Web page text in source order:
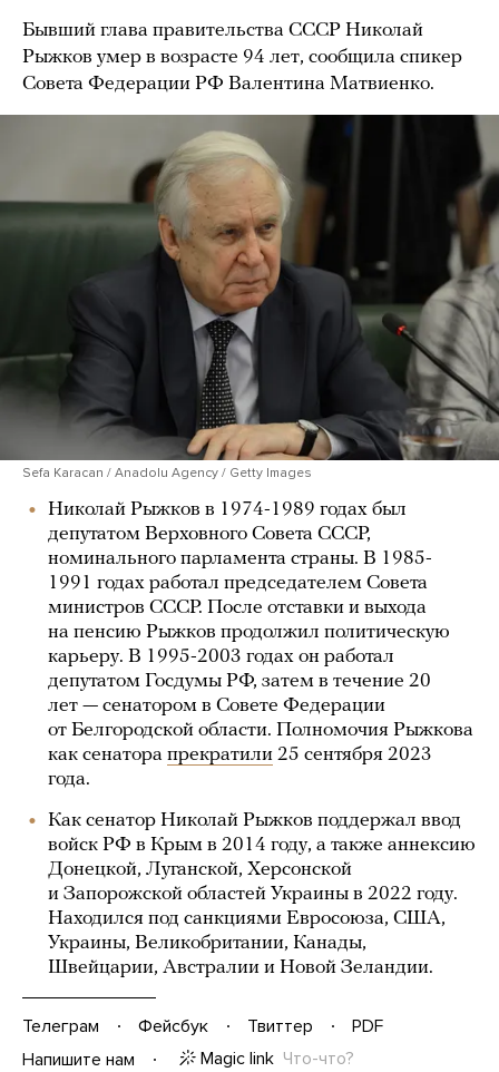
Бывший глава правительства СССР Николай
Рыжков умер в возрасте 94 лет, сообщила спикер
Совета Федерации РФ Валентина Матвиенко.
Sefa Karacan / Anadolu Agency / Getty Images
Николай Рыжков в 1974-1989 годах был
депутатом Верховного Совета СССР,
номинального парламента страны. В 1985-
1991 годах работал председателем Совета
министров СССР. После отставки и выхода
на пенсию Рыжков продолжил политическую
карьеру. В 1995-2003 годах он работал
депутатом Госдумы РФ, затем в течение 20
лет — сенатором в Совете Федерации
от Белгородской области. Полномочия Рыжкова
как сенатора прекратили 25 сентября 2023
года.
Как сенатор Николай Рыжков поддержал ввод
войск РФ в Крым в 2014 году, а также аннексию
Донецкой, Луганской, Херсонской
и Запорожской областей Украины в 2022 году.
Находился под санкциями Евросоюза, США,
Украины, Великобритании, Канады,
Швейцарии, Австралии и Новой Зеландии.
Телеграм Фейсбук Твиттер
PDF
Напишите нам
Magic link Что-что?